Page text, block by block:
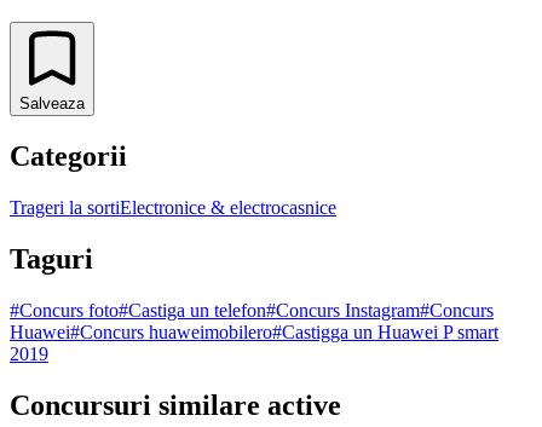
Salveaza
Categorii
Trageri la sortiElectronice & electrocasnice
Taguri
#Concurs foto#Castiga un telefon#Concurs Instagram#Concurs
Huawei#Concurs huaweimobilero#Castigga un Huawei P smart
2019
Concursuri similare active